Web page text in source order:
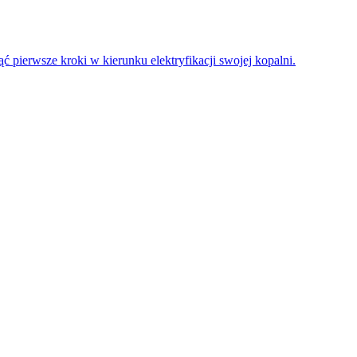
pierwsze kroki w kierunku elektryfikacji swojej kopalni.